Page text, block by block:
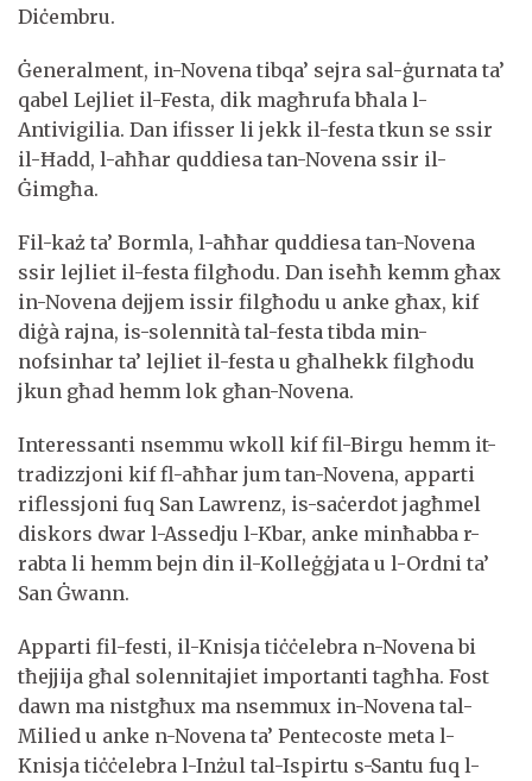
Diċembru.
Ġeneralment, in-Novena tibqa’ sejra sal-ġurnata ta’
qabel Lejliet il-Festa, dik magħrufa bħala l-
Antivigilia. Dan ifisser li jekk il-festa tkun se ssir
il-Ħadd, l-aħħar quddiesa tan-Novena ssir il-
Ġimgħa.
Fil-każ ta’ Bormla, l-aħħar quddiesa tan-Novena
ssir lejliet il-festa filgħodu. Dan iseħħ kemm għax
in-Novena dejjem issir filgħodu u anke għax, kif
diġà rajna, is-solennità tal-festa tibda min-
nofsinhar ta’ lejliet il-festa u għalhekk filgħodu
jkun għad hemm lok għan-Novena.
Interessanti nsemmu wkoll kif fil-Birgu hemm it-
tradizzjoni kif fl-aħħar jum tan-Novena, apparti
riflessjoni fuq San Lawrenz, is-saċerdot jagħmel
diskors dwar l-Assedju l-Kbar, anke minħabba r-
rabta li hemm bejn din il-Kolleġġjata u l-Ordni ta’
San Ġwann.
Apparti fil-festi, il-Knisja tiċċelebra n-Novena bi
tħejjija għal solennitajiet importanti tagħha. Fost
dawn ma nistgħux ma nsemmux in-Novena tal-
Milied u anke n-Novena ta’ Pentecoste meta l-
Knisja tiċċelebra l-Inżul tal-Ispirtu s-Santu fuq l-